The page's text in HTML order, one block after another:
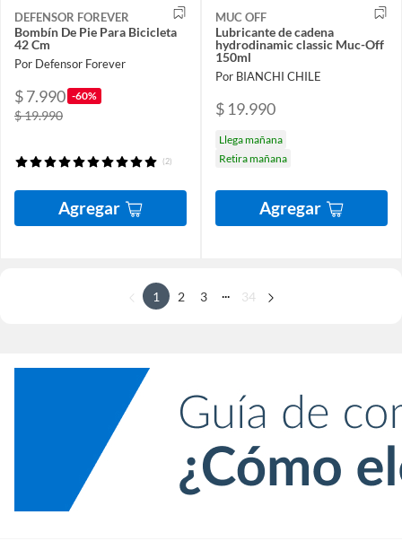
DEFENSOR FOREVER
Bombín De Pie Para Bicicleta
42 Cm
Por Defensor Forever
$ 7.990 -60%
$ 19.990
(2)
Agregar
MUC OFF
Lubricante de cadena
hydrodinamic classic Muc-Off
150ml
Por BIANCHI CHILE
$ 19.990
Llega mañana
Retira mañana
Agregar
1 2 3 ... 34